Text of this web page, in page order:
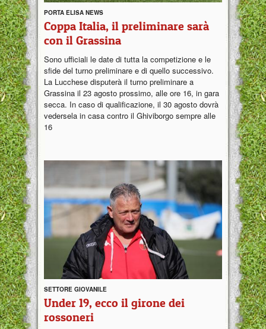
PORTA ELISA NEWS
Coppa Italia, il preliminare sarà
con il Grassina
Sono ufficiali le date di tutta la competizione e le
sfide del turno preliminare e di quello successivo.
La Lucchese disputerà il turno preliminare a
Grassina il 23 agosto prossimo, alle ore 16, in gara
secca. In caso di qualificazione, il 30 agosto dovrà
vedersela in casa contro il Ghiviborgo sempre alle
16
SETTORE GIOVANILE
Under 19, ecco il girone dei
rossoneri